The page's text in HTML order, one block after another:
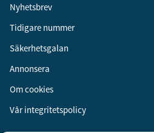
Nyhetsbrev
Tidigare nummer
Säkerhetsgalan
Annonsera
Om cookies
Vår integritetspolicy